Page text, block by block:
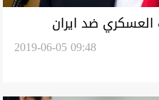
العسكري ضد ايران
2019-06-05 09:48